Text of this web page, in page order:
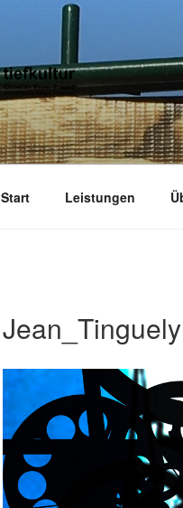
kulturjournalist kurator
Start Leistungen
Jean_Tinguely